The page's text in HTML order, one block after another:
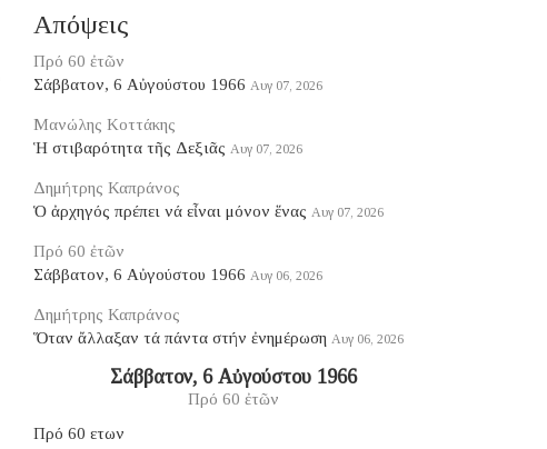
Απόψεις
Πρό 60 ἐτῶν
Σάββατον, 6 Αὐγούστου 1966 Αυγ 07, 2026
Μανώλης Κοττάκης
Ἡ στιβαρότητα τῆς Δεξιᾶς Αυγ 07, 2026
Δημήτρης Καπράνος
Ὁ ἀρχηγός πρέπει νά εἶναι μόνον ἕνας Αυγ 07, 2026
Πρό 60 ἐτῶν
Σάββατον, 6 Αὐγούστου 1966 Αυγ 06, 2026
Δημήτρης Καπράνος
Ὅταν ἄλλαξαν τά πάντα στήν ἐνημέρωση Αυγ 06, 2026
Σάββατον, 6 Αὐγούστου 1966
Πρό 60 ἐτῶν
Πρό 60 ετων